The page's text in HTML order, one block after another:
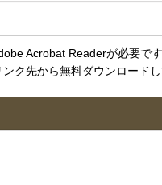
Acrobat Readerが必要で
ク先から無料ダウンロードし